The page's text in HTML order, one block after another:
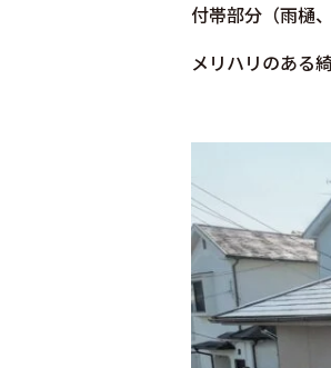
付帯部分（雨樋
メリハリのある